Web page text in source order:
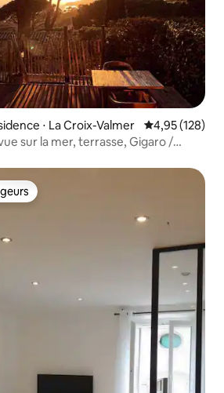
⋅ La Croix-Valmer Évaluation
4,95 (128)
sur la mer, terrasse, Gigaro /